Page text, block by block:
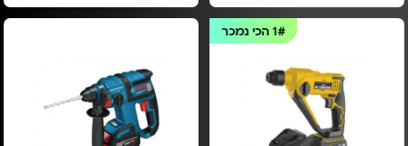
1#הכי נמכר